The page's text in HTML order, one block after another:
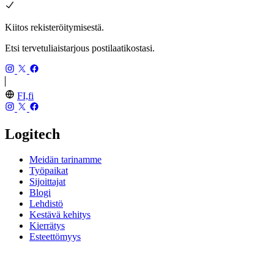
Kiitos rekisteröitymisestä.
Etsi tervetuliaistarjous postilaatikostasi.
FI,fi
Logitech
Meidän tarinamme
Työpaikat
Sijoittajat
Blogi
Lehdistö
Kestävä kehitys
Kierrätys
Esteettömyys